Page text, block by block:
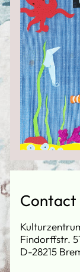
Contact
Findorffstr.
D-28215